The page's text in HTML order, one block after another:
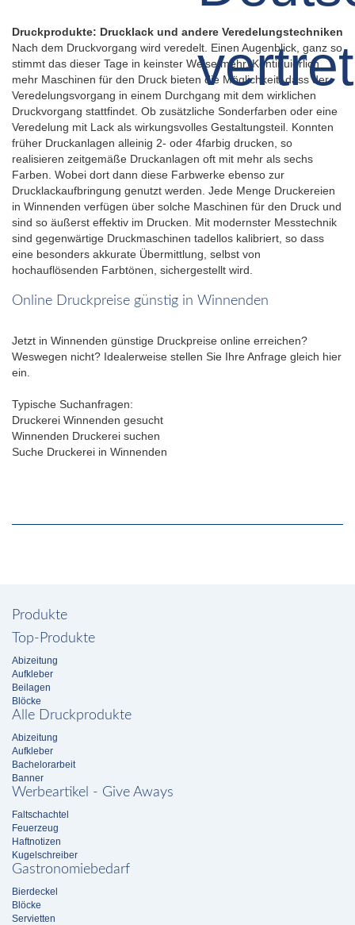
Druckprodukte: Drucklack und andere Veredelungstechniken
Nach dem Druckvorgang wird veredelt. Einen Augenblick, ganz so
stimmt das dieser Tage in keinster Weise mehr. Kontinuierlich
mehr Maschinen für den Druck bieten die Möglichkeit, dass der
Veredelungsvorgang in einem Durchgang mit dem wirklichen
Druckvorgang stattfindet. Ob zusätzliche Sonderfarben oder eine
Veredelung mit Lack als wirkungsvolles Gestaltungsteil. Konnten
früher Druckanlagen alleinig 2- oder 4farbig drucken, so
realisieren zeitgemäße Druckanlagen oft mit mehr als sechs
Farben. Wobei dort dann diese Farbwerke ebenso zur
Drucklackaufbringung genutzt werden. Jede Menge Druckereien
in Winnenden verfügen über solche Maschinen für den Druck und
sind so äußerst effektiv im Drucken. Mit modernster Messtechnik
sind gegenwärtige Druckmaschinen tadellos kalibriert, so dass
eine besonders akkurate Übermittlung, selbst von
hochauflösenden Farbtönen, sichergestellt wird.
Online Druckpreise günstig in Winnenden
Jetzt in Winnenden günstige Druckpreise online erreichen?
Weswegen nicht? Idealerweise stellen Sie Ihre Anfrage gleich hier
ein.
Typische Suchanfragen:
Druckerei Winnenden gesucht
Winnenden Druckerei suchen
Suche Druckerei in Winnenden
Produkte
Top-Produkte
Abizeitung
Aufkleber
Beilagen
Blöcke
Alle Druckprodukte
Abizeitung
Aufkleber
Bachelorarbeit
Banner
Werbeartikel - Give Aways
Faltschachtel
Feuerzeug
Haftnotizen
Kugelschreiber
Gastronomiebedarf
Bierdeckel
Blöcke
Servietten